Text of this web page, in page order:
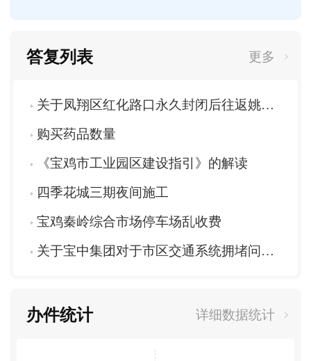
答复列表 更多
关于凤翔区红化路口永久封闭后往返姚家沟镇通行困难、道路破损及绕行存在安全隐患的求助
购买药品数量
《宝鸡市工业园区建设指引》的解读
四季花城三期夜间施工
宝鸡秦岭综合市场停车场乱收费
关于宝中集团对于市区交通系统拥堵问题的投诉
办件统计 详细数据统计